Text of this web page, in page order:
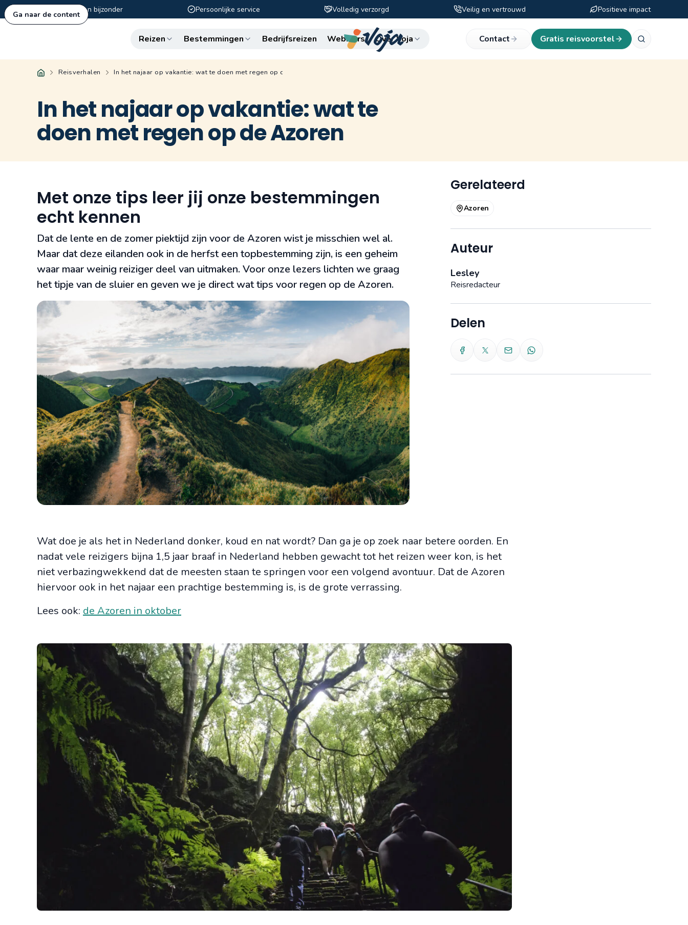
Ga naar de content
Authentiek en bijzonder Persoonlijke service Volledig verzorgd Veilig en vertrouwd Positieve impact
Reizen Bestemmingen Bedrijfsreizen Webinars Over Voja Contact Gratis reisvoorstel
Reisverhalen In het najaar op vakantie: wat te doen met regen op de Azoren
In het najaar op vakantie: wat te
doen met regen op de Azoren
Met onze tips leer jij onze bestemmingen
echt kennen
Dat de lente en de zomer piektijd zijn voor de Azoren wist je misschien wel al.
Maar dat deze eilanden ook in de herfst een topbestemming zijn, is een geheim
waar maar weinig reiziger deel van uitmaken. Voor onze lezers lichten we graag
het tipje van de sluier en geven we je direct wat tips voor regen op de Azoren.
Gerelateerd
Azoren
Auteur
Lesley
Reisredacteur
Delen
Wat doe je als het in Nederland donker, koud en nat wordt? Dan ga je op zoek naar betere oorden. En
nadat vele reizigers bijna 1,5 jaar braaf in Nederland hebben gewacht tot het reizen weer kon, is het
niet verbazingwekkend dat de meesten staan te springen voor een volgend avontuur. Dat de Azoren
hiervoor ook in het najaar een prachtige bestemming is, is de grote verrassing.
Lees ook: de Azoren in oktober
Zoeken